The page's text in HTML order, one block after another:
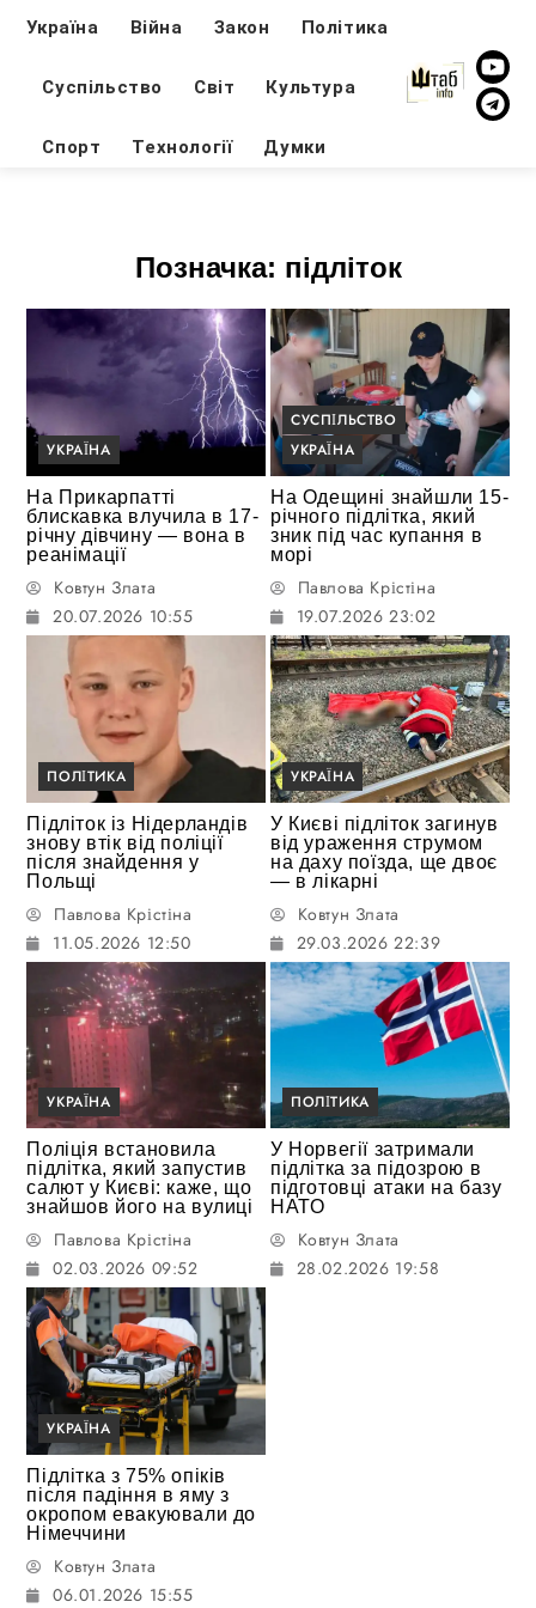
Україна Війна Закон Політика
Суспільство Світ Культура
Спорт Технології Думки
Позначка: підліток
УКРАЇНА
На Прикарпатті
блискавка влучила в 17-
річну дівчину — вона в
реанімації
Ковтун Злата
20.07.2026 10:55
СУСПІЛЬСТВО
УКРАЇНА
На Одещині знайшли 15-
річного підлітка, який
зник під час купання в
морі
Павлова Крістіна
19.07.2026 23:02
ПОЛІТИКА
Підліток із Нідерландів
знову втік від поліції
після знайдення у
Польщі
Павлова Крістіна
11.05.2026 12:50
УКРАЇНА
У Києві підліток загинув
від ураження струмом
на даху поїзда, ще двоє
— в лікарні
Ковтун Злата
29.03.2026 22:39
УКРАЇНА
Поліція встановила
підлітка, який запустив
салют у Києві: каже, що
знайшов його на вулиці
Павлова Крістіна
02.03.2026 09:52
ПОЛІТИКА
У Норвегії затримали
підлітка за підозрою в
підготовці атаки на базу
НАТО
Ковтун Злата
28.02.2026 19:58
УКРАЇНА
Підлітка з 75% опіків
після падіння в яму з
окропом евакуювали до
Німеччини
Ковтун Злата
06.01.2026 15:55